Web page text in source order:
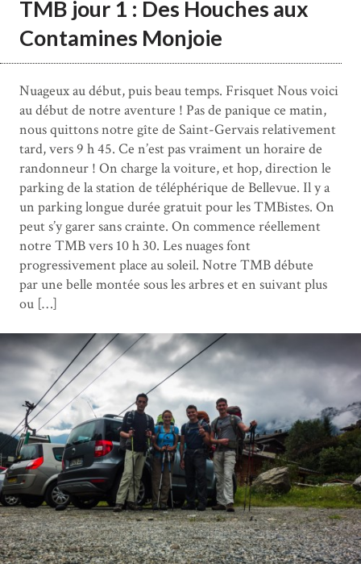
TMB jour 1 : Des Houches aux
Contamines Monjoie
Nuageux au début, puis beau temps. Frisquet Nous voici
au début de notre aventure ! Pas de panique ce matin,
nous quittons notre gîte de Saint-Gervais relativement
tard, vers 9 h 45. Ce n’est pas vraiment un horaire de
randonneur ! On charge la voiture, et hop, direction le
parking de la station de téléphérique de Bellevue. Il y a
un parking longue durée gratuit pour les TMBistes. On
peut s’y garer sans crainte. On commence réellement
notre TMB vers 10 h 30. Les nuages font
progressivement place au soleil. Notre TMB débute
par une belle montée sous les arbres et en suivant plus
ou […]